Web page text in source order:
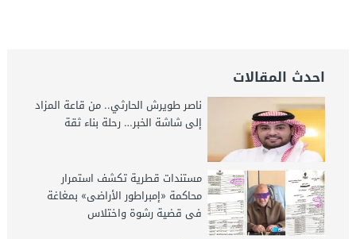
احدث المقالات
ناصر طويرش الحارثي.. من قاعة المزاد
إلى شاشة الخبر… رحلة بناء ثقة
مستندات قطرية تكشف استمرار
محاكمة «إمبراطور الأراضى» بمغاغة
فى قضية رشوة واختلاس